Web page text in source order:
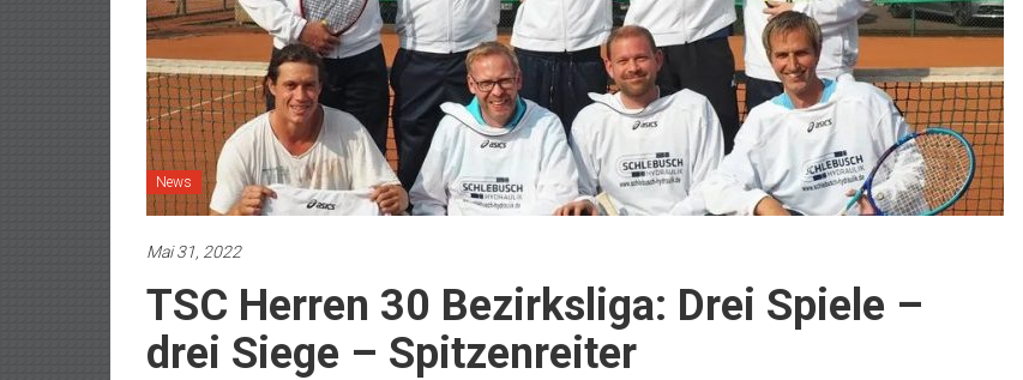
News
Mai 31, 2022
TSC Herren 30 Bezirksliga: Drei Spiele –
drei Siege – Spitzenreiter